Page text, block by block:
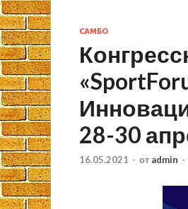
САМБО
28-30
16.05.2021 - от admin -